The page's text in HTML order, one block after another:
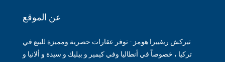
عن الموقع
تيركش ريفييرا هومز - توفر عقارات حصرية ومميزة للبيع في
تركيا ، خصوصاً في أنطاليا وفي كيمير و بيليك و سيدة و ألانيا و